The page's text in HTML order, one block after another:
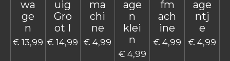
wa
ge
n
€ 13,99
uig
Gro
ot I
€ 14,99
ma
chi
ne
€ 4,99
age
n
klei
n
€ 4,99
fm
ach
ine
€ 4,99
age
ntj
e
€ 4,99